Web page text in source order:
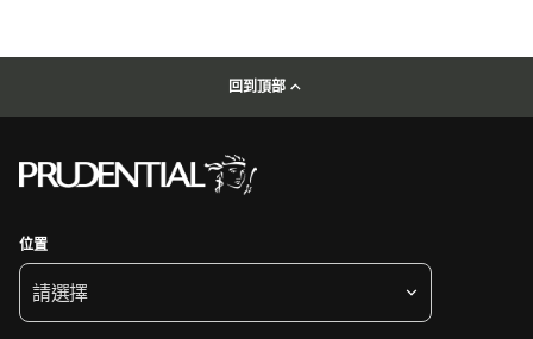
回到頂部
位置
請選擇